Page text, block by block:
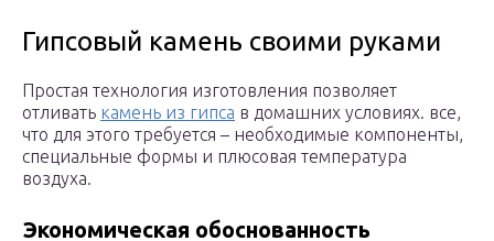
Гипсовый камень своими руками
Простая технология изготовления позволяет
отливать камень из гипса в домашних условиях. все,
что для этого требуется – необходимые компоненты,
специальные формы и плюсовая температура
воздуха.
Экономическая обоснованность